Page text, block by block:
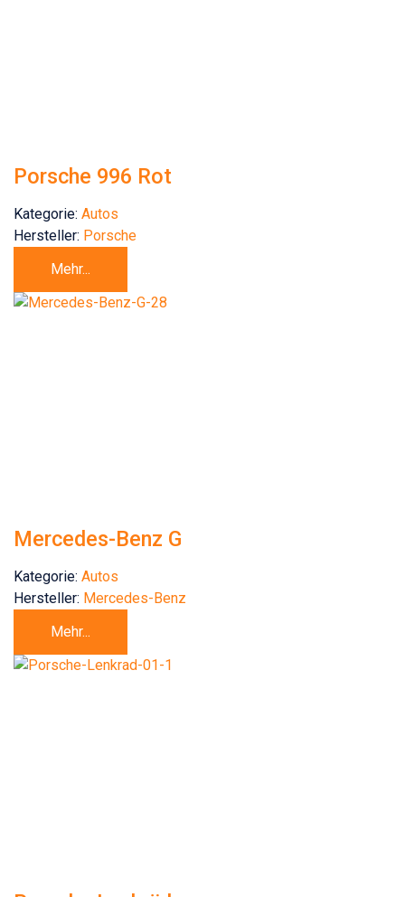
Porsche 996 Rot
Kategorie: Autos
Hersteller: Porsche
Mehr...
Mercedes-Benz G
Kategorie: Autos
Hersteller: Mercedes-Benz
Mehr...